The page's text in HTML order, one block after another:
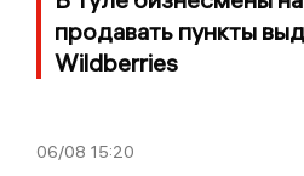
продавать пункты
Wildberries
06/08 15:20